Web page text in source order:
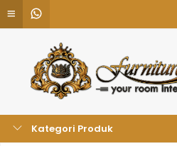
Kategori Produk